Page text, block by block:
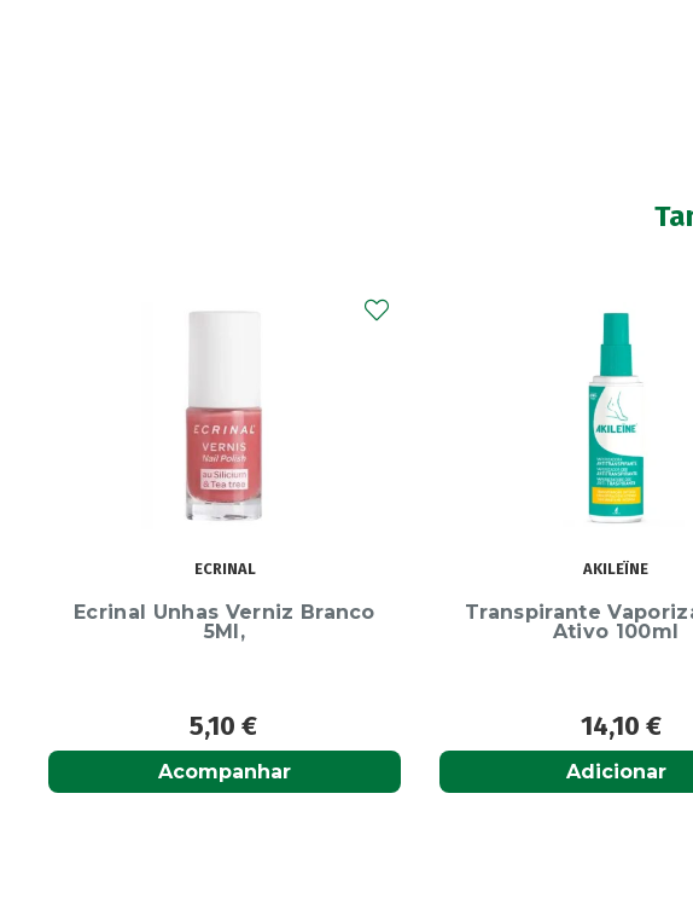
AKILEÏNE
Transpirante Vaporizador Bi
Ativo 100ml
14,10€
Adicionar
BARRAL
Barral Creme Gordo
18,95€
Adicionar